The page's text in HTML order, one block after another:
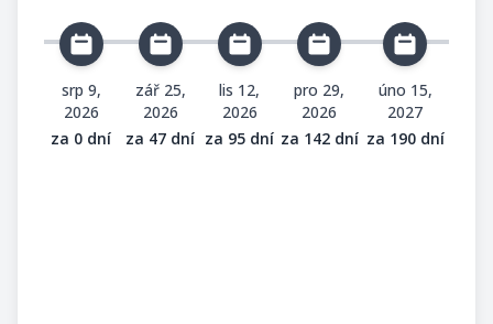
srp 9,
2026
za 0 dní
zář 25,
2026
za 47 dní
lis 12,
2026
za 95 dní
pro 29,
2026
za 142 dní
úno 15,
2027
za 190 dní